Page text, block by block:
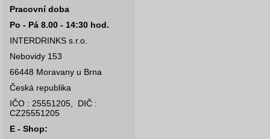
Pracovní doba
Po - Pá 8.00 - 14:30 hod.
INTERDRINKS s.r.o.
Nebovidy 153
66448 Moravany u Brna
Česká republika
IČO : 25551205, DIČ :
CZ25551205
E - Shop: